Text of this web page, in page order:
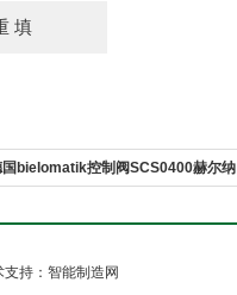
国bielomatik控制阀SCS0400赫尔纳
持： 智能制造网